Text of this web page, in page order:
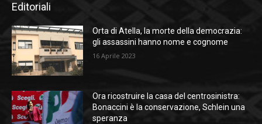
Editoriali
Orta di Atella, la morte della democrazia:
gli assassini hanno nome e cognome
16 Aprile 2023
Ora ricostruire la casa del centrosinistra:
Bonaccini è la conservazione, Schlein una
speranza